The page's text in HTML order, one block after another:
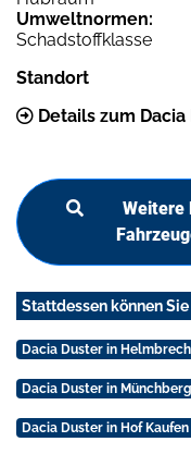
Umweltnormen:
Schadstoffklasse
Standort
Details zum
Weitere
Stattdessen können
Dacia Duster in
Dacia Duster in
Dacia Duster in Hof